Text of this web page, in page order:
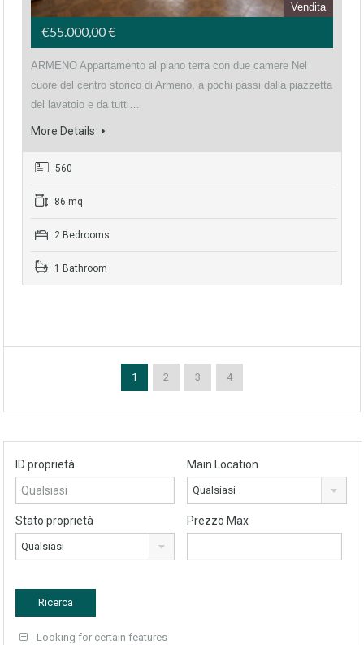
Vendita
€55.000,00 €
ARMENO Appartamento al piano terra con due camere Nel
cuore del centro storico di Armeno, a pochi passi dalla piazzetta
del lavatoio e da tutti…
More Details
560
86 mq
2 Bedrooms
1 Bathroom
1 2 3 4
ID proprietà Main Location
Qualsiasi
Stato proprietà
Qualsiasi
Prezzo Max
Looking for certain features